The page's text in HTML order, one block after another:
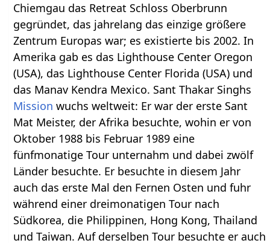
Chiemgau das Retreat Schloss Oberbrunn
gegründet, das jahrelang das einzige größere
Zentrum Europas war; es existierte bis 2002. In
Amerika gab es das Lighthouse Center Oregon
(USA), das Lighthouse Center Florida (USA) und
das Manav Kendra Mexico. Sant Thakar Singhs
Mission wuchs weltweit: Er war der erste Sant
Mat Meister, der Afrika besuchte, wohin er von
Oktober 1988 bis Februar 1989 eine
fünfmonatige Tour unternahm und dabei zwölf
Länder besuchte. Er besuchte in diesem Jahr
auch das erste Mal den Fernen Osten und fuhr
während einer dreimonatigen Tour nach
Südkorea, die Philippinen, Hong Kong, Thailand
und Taiwan. Auf derselben Tour besuchte er auch